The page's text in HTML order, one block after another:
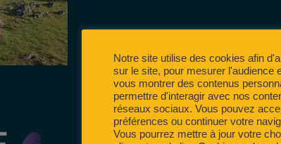
Notre site utilise des cookies afin
sur le site, pour mesurer l'audience
vous montrer des contenus
permettre d'interagir avec nos
réseaux sociaux. Vous pouvez
préférences ou continuer votre
Vous pourrez mettre à jour votre